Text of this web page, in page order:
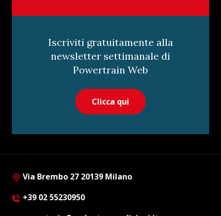
Iscriviti gratuitamente alla
newsletter settimanale di
Powertrain Web
Clicca qui
Via Brembo 27 20139 Milano
+39 02 55230950